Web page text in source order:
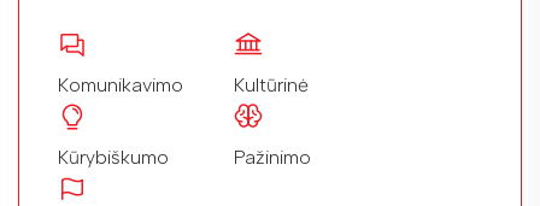
Komunikavimo Kultūrinė
Kūrybiškumo Pažinimo